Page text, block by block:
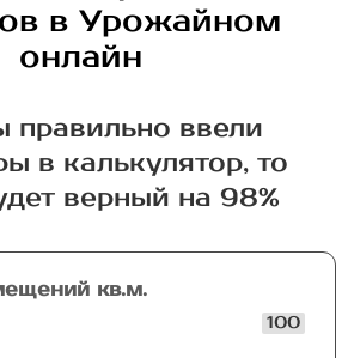
в Урожайном
онлайн
правильно ввели
в калькулятор, то
верный на 98%
кв.м.
100